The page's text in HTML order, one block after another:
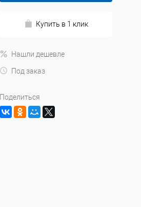
Купить в 1 клик
Нашли дешевле
Под заказ
Поделиться